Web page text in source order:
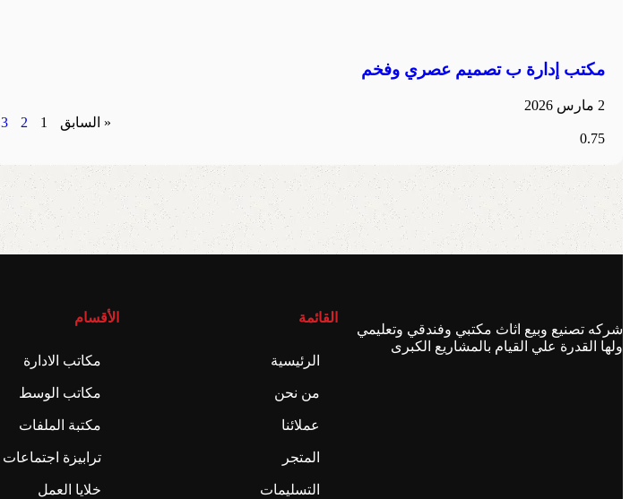
مكتب إدارة ب تصميم عصري وفخم
2 مارس 2026
« السابق
1
2
3
شركه تصنيع وبيع اثاث مكتبي وفندقي وتعليمي
ولها القدرة علي القيام بالمشاريع الكبرى
القائمة
الرئيسية
من نحن
عملائنا
المتجر
التسليمات
الأقسام
مكاتب الادارة
مكاتب الوسط
مكتبة الملفات
ترابيزة اجتماعات
خلايا العمل